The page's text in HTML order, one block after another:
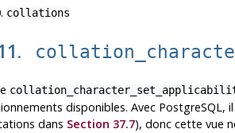
collations
disponibles. Avec PostgreSQL,
dans Section 37.7), donc cette vue